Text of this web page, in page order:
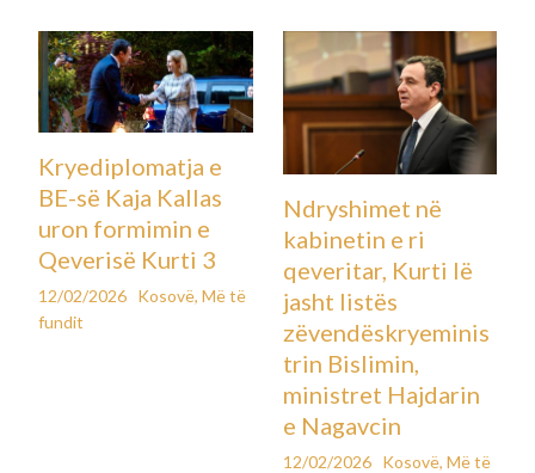
Kryediplomatja e
BE-së Kaja Kallas
uron formimin e
Qeverisë Kurti 3
12/02/2026 Kosovë,Më të
fundit
Ndryshimet në
kabinetin e ri
qeveritar, Kurti lë
jasht listës
zëvendëskryeminis
trin Bislimin,
ministret Hajdarin
e Nagavcin
12/02/2026 Kosovë, Më të